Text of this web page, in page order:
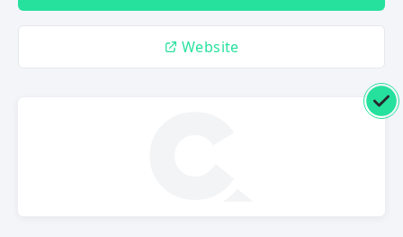
Website